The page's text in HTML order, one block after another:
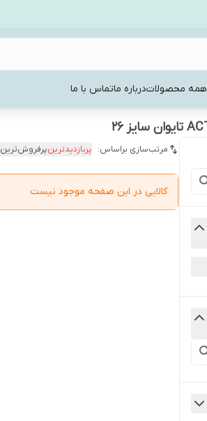
همه محصولاتدرباره ماتماس با ما
مرتب‌سازی براساس: پربازدیدترینپرفروش‌ترین
کالایی در این صفحه موجود نیست